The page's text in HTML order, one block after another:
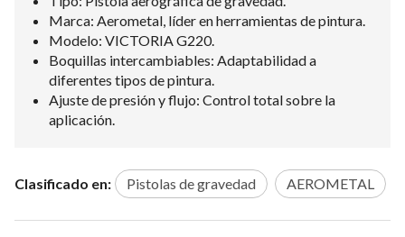
Marca: Aerometal, líder en herramientas de pintura.
Modelo: VICTORIA G220.
Boquillas intercambiables: Adaptabilidad a
diferentes tipos de pintura.
Ajuste de presión y flujo: Control total sobre la
aplicación.
Clasificado en: Pistolas de gravedad AEROMETAL